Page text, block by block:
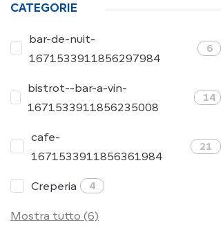
CATEGORIE
bar-de-nuit-
1671533911856297984
6
bistrot--bar-a-vin-
1671533911856235008
14
cafe-
1671533911856361984
21
Creperia 4
Mostra tutto (6)